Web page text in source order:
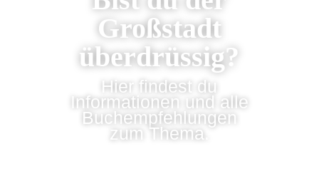
Großstadt
überdrüssig?
Hier findest du
Informationen und alle
Buchempfehlungen
zum Thema.